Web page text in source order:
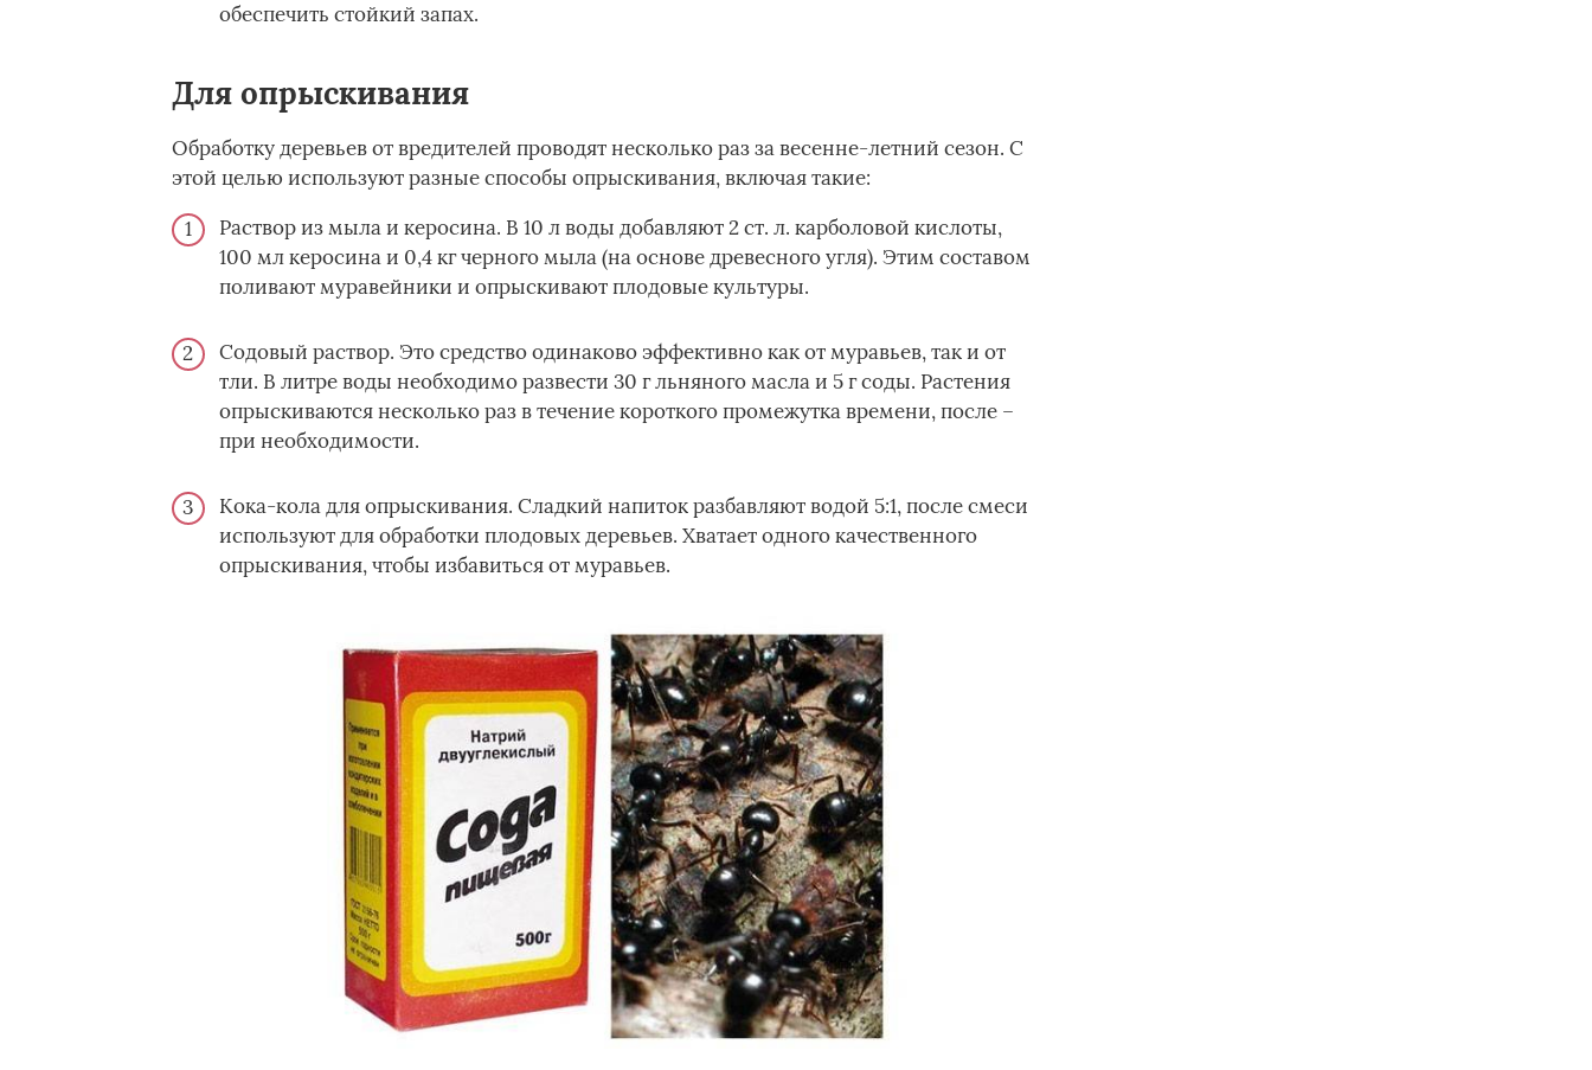
обеспечить стойкий запах.
Для опрыскивания
Обработку деревьев от вредителей проводят несколько раз за весенне-летний сезон. С
этой целью используют разные способы опрыскивания, включая такие:
Раствор из мыла и керосина. В 10 л воды добавляют 2 ст. л. карболовой кислоты,
100 мл керосина и 0,4 кг черного мыла (на основе древесного угля). Этим составом
поливают муравейники и опрыскивают плодовые культуры.
Содовый раствор. Это средство одинаково эффективно как от муравьев, так и от
тли. В литре воды необходимо развести 30 г льняного масла и 5 г соды. Растения
опрыскиваются несколько раз в течение короткого промежутка времени, после –
при необходимости.
Кока-кола для опрыскивания. Сладкий напиток разбавляют водой 5:1, после смеси
используют для обработки плодовых деревьев. Хватает одного качественного
опрыскивания, чтобы избавиться от муравьев.